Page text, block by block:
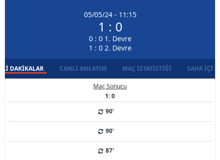
05/05/24 - 11:15
1 : 0
0 : 0 1. Devre
1 : 0 2. Devre
DAKIKALAR CANLI ANLATIM MAÇ İSTATISTIĞI SAHA İÇI
Maç Sonucu
1: 0
90'
90'
87'